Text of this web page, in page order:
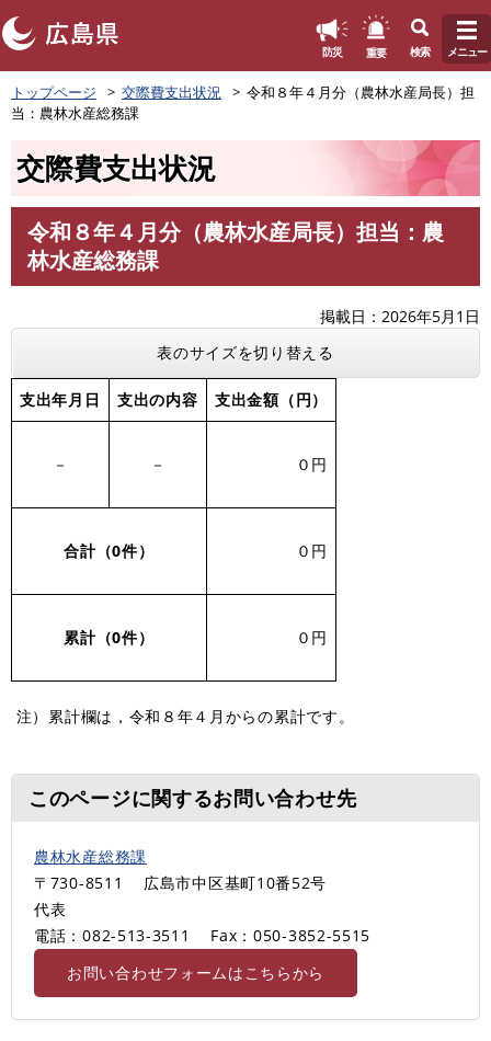
ペ
ー
ジ
防災 重要 検索 メニュー
トップページ 交際費支出状況
令和８年４月分（農林水産局長）担
当：農林水産総務課
交際費支出状況
令和８年４月分（農林水産局長）担当：農
林水産総務課
掲載日
2026年5月1日
表のサイズを切り替える
支出年月日 支出の内容 支出金額（円）
－ － ０円
合計（0件） ０円
累計（0件） ０円
注）累計欄は，令和８年４月からの累計です。
このページに関するお問い合わせ先
農林水産総務課
〒730-8511
広島市中区基町10番52号
代表
電話：082-513-3511
Fax：050-3852-5515
お問い合わせフォームはこちらから